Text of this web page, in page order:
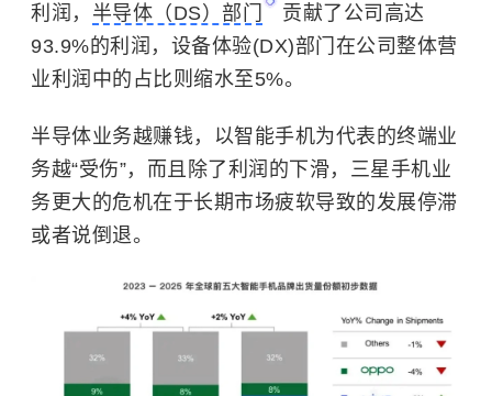
利润， 半导体（DS）部门
贡献了公司高达
93.9%的利润，设备体验(DX)部门在公司整体营
业利润中的占比则缩水至5%。
半导体业务越赚钱，以智能手机为代表的终端业
务越“受伤”，而且除了利润的下滑，三星手机业
务更大的危机在于长期市场疲软导致的发展停滞
或者说倒退。